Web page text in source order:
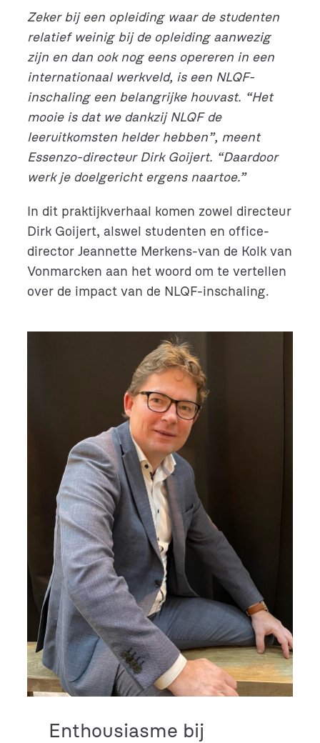
Zeker bij een opleiding waar de studenten
relatief weinig bij de opleiding aanwezig
zijn en dan ook nog eens opereren in een
internationaal werkveld, is een NLQF-
inschaling een belangrijke houvast. “Het
mooie is dat we dankzij NLQF de
leeruitkomsten helder hebben”, meent
Essenzo-directeur Dirk Goijert. “Daardoor
werk je doelgericht ergens naartoe.”
In dit praktijkverhaal komen zowel directeur
Dirk Goijert, alswel studenten en office-
director Jeannette Merkens-van de Kolk van
Vonmarcken aan het woord om te vertellen
over de impact van de NLQF-inschaling.
Enthousiasme bij